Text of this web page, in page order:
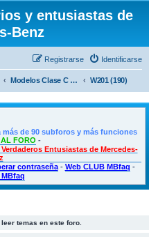
y entusiastas de
Benz
Identificarse
Registrarse
Modelos Clase C - C Coupé - CLE W201 (190)
más de 90 subforos y más funciones
FORO -
Entusiastas de Mercedes-
contraseña- Web CLUB MBfaq -
temas en este foro.